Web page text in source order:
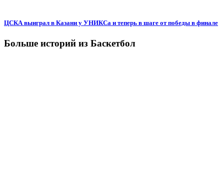
ЦСКА выиграл в Казани у УНИКСа и теперь в шаге от победы в финале
Больше историй из Баскетбол